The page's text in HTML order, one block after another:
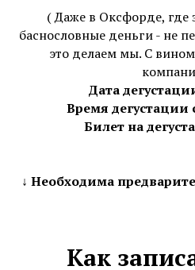
( Даже в Оксфорде, где
баснословные деньги - не
это делаем мы. С
Дата
Время дегустации
Билет на
↓ Необходима
Как